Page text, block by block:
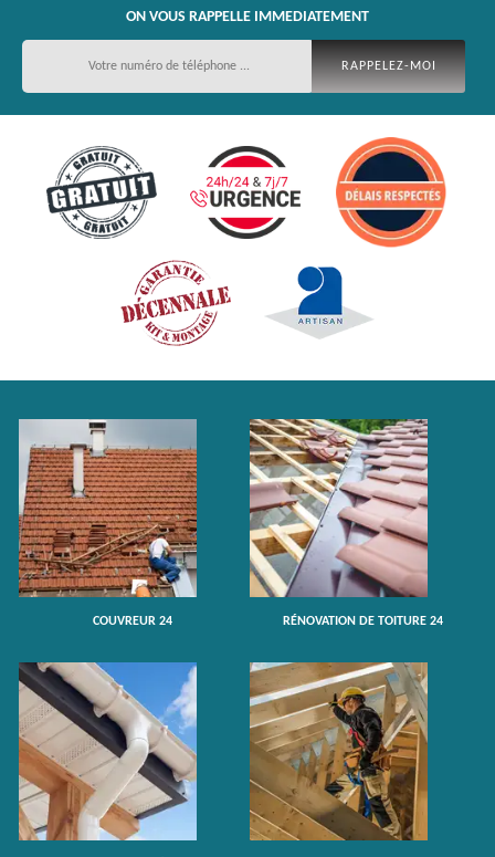
ON VOUS RAPPELLE IMMEDIATEMENT
COUVREUR 24 RÉNOVATION DE TOITURE 24